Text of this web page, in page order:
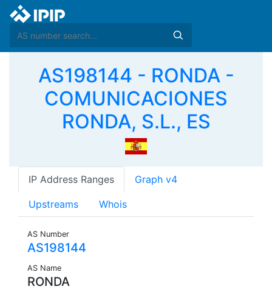
AS198144 - RONDA -
COMUNICACIONES
RONDA, S.L., ES
IP Address Ranges Graph v4
Upstreams Whois
AS Number
AS198144
AS Name
RONDA